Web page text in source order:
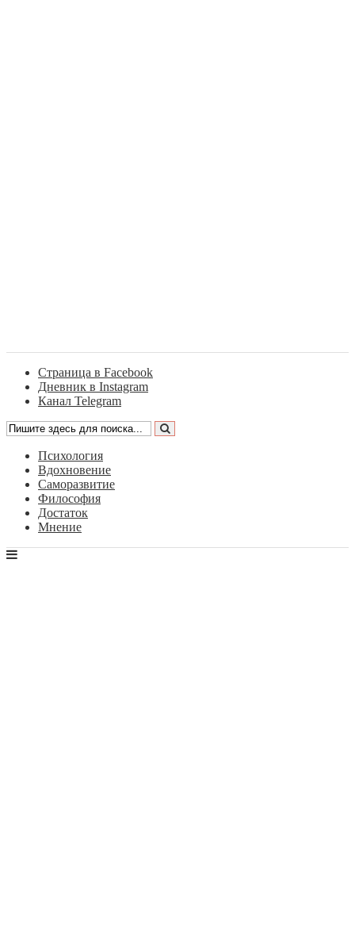
Страница в Facebook
Дневник в Instagram
Канал Telegram
Психология
Вдохновение
Саморазвитие
Философия
Достаток
Мнение